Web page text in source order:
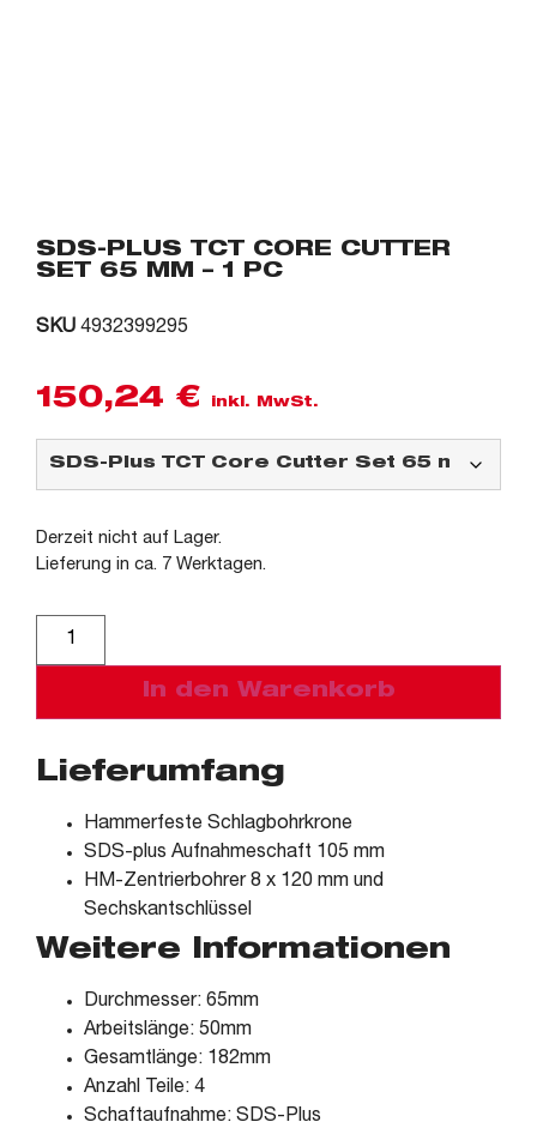
SDS-PLUS TCT CORE CUTTER
SET 65 MM – 1 PC
SKU 4932399295
150,24 € inkl. MwSt.
Derzeit nicht auf Lager.
Lieferung in ca. 7 Werktagen.
In den Warenkorb
Lieferumfang
Hammerfeste Schlagbohrkrone
SDS-plus Aufnahmeschaft 105 mm
HM-Zentrierbohrer 8 x 120 mm und
Sechskantschlüssel
Weitere Informationen
Durchmesser: 65mm
Arbeitslänge: 50mm
Gesamtlänge: 182mm
Anzahl Teile: 4
Schaftaufnahme: SDS-Plus